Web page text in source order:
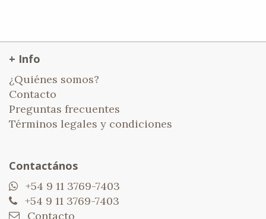
+ Info
¿Quiénes somos?
Contacto
Preguntas frecuentes
Términos legales y condiciones
Contactános
+54 9 11 3769-7403
+54 9 11 3769-7403
Contacto